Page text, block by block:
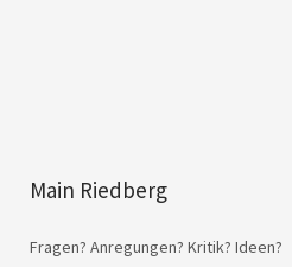
Main Riedberg
Fragen? Anregungen? Kritik? Ideen?